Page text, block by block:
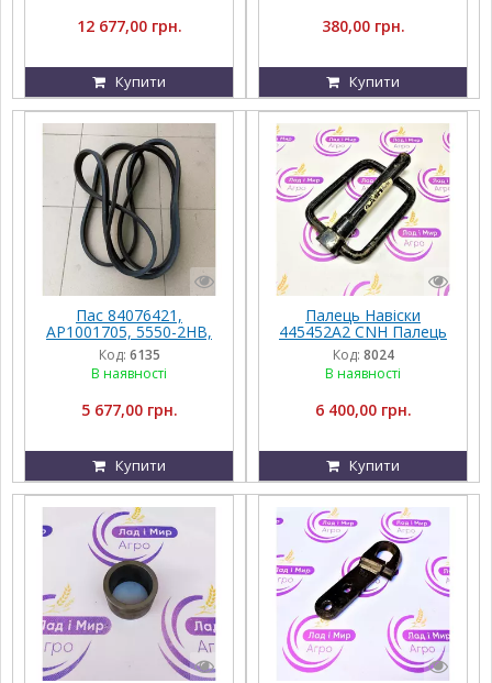
12 677,00 грн.
Купити
380,00 грн.
Купити
Пас 84076421,
AP1001705, 5550-2HB,
2HB-5525, 0323453,
84064309, 2HRB216 від
CNH
Код: 6135
В наявності
5 677,00 грн.
Купити
Палець Навіски
445452A2 CNH Палець
Навіски
Код: 8024
В наявності
6 400,00 грн.
Купити